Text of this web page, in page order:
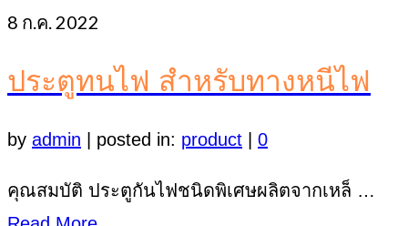
8 ก.ค. 2022
ประตูทนไฟ สำหรับทางหนีไฟ
by admin posted in: product 0
คุณสมบัติ ประตูกันไฟชนิดพิเศษผลิตจากเหล็ …